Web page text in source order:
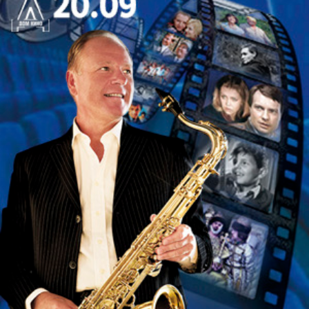
новом свете. Концерт, который останется в памяти
надолго.
Исполнители:
Ольга Котлярова – орган
Многократный лауреат международных
музыкальных конкурсов. Среди её значимых
выступлений – концерты в Концертгебау в
Амстердаме, зале Королевской библиотеки в
Брюсселе, Домском соборе в Риге и концертном
зале Мариинского театра.
Людмила Гуцевич – виолончель
В 2015 году окончила Санкт-Петербургскую
государственную консерваторию имени Н.А.
Римского-Корсакова по классу виолончели
(профессор А.Н. Васильев). Участница
международных фестивалей, среди которых: